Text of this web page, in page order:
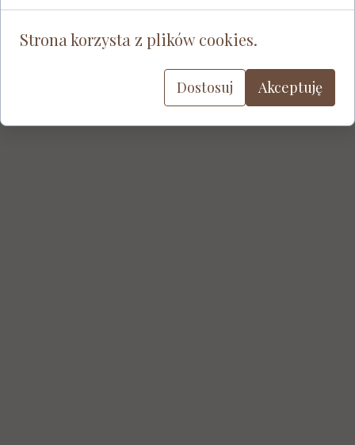
Strona korzysta z plików cookies.
Dostosuj Akceptuję